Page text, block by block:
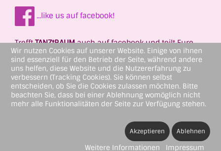
...like us auf facebook!
TrefftTANZtRAUMauch auf facebook und teilt Eure
tänzerischen Erlebnisse!
Datenschutzerklärung
Einverständniserklärung
Wir nutzen Cookies auf unserer Website. Einige von ihnen
sind essenziell für den Betrieb der Seite, während andere
uns helfen, diese Website und die Nutzererfahrung zu
verbessern (Tracking Cookies). Sie können selbst
entscheiden, ob Sie die Cookies zulassen möchten. Bitte
beachten Sie, dass bei einer Ablehnung womöglich nicht
mehr alle Funktionalitäten der Seite zur Verfügung stehen.
Akzeptieren Ablehnen
Weitere Informationen Impressum